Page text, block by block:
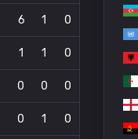
6 1 0
1 1 0
0 0 0
0 1 0